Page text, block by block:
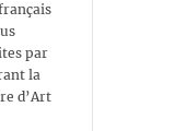
par
la
d’Art